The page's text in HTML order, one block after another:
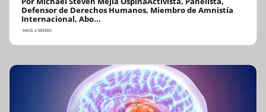
Defensor de Derechos Humanos, Miembro de Amnistía
Internacional, Abo...
HACE 2 MESES